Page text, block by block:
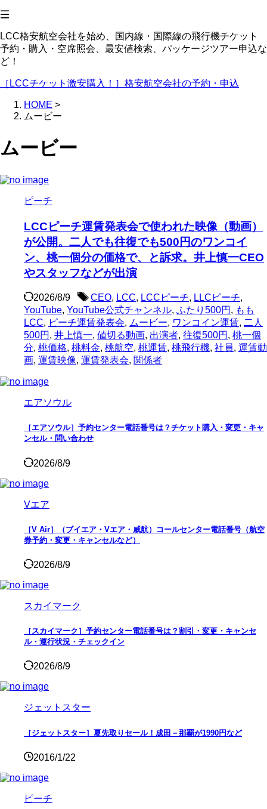
LCC格安航空会社を始め、国内線・国際線の飛行機チケット
予約・購入・空席照会、最安値検索、パッケージツアー申込な
ど！
［LCCチケット激安購入！］格安航空会社の予約・申込
HOME >
ムービー
ムービー
ピーチ
LCCピーチ運賃発表会で使われた映像（動画）
が公開。二人でも往復でも500円のワンコイ
ン、桃一個分の価格で、と訴求。井上慎一CEO
やスタッフなどが出演
2026/8/9 CEO, LCC, LCCピーチ, LLCピーチ,
YouTube, YouTube公式チャンネル, ふたり500円 , もも
LCC, ピーチ運賃発表会, ムービー, ワンコイン運賃, 二人
500円 , 井上慎一, 値切る動画, 出演者, 往復500円 , 桃一個
分, 桃価格, 桃料金, 桃航空, 桃運賃, 桃飛行機, 社員, 運賃動
画, 運賃映像, 運賃発表会, 関係者
エアソウル
［エアソウル］予約センター電話番号は？チケット購入・変更・キャ
ンセル・問い合わせ
2026/8/9
Vエア
［V Air］（ブイエア・Vエア・威航）コールセンター電話番号（航空
券予約・変更・キャンセルなど）
2026/8/9
スカイマーク
［スカイマーク］予約センター電話番号は？割引・変更・キャンセ
ル・運行状況・チェックイン
2026/8/9
ジェットスター
［ジェットスター］夏先取りセール！成田－那覇が1990円など
2016/1/22
ピーチ